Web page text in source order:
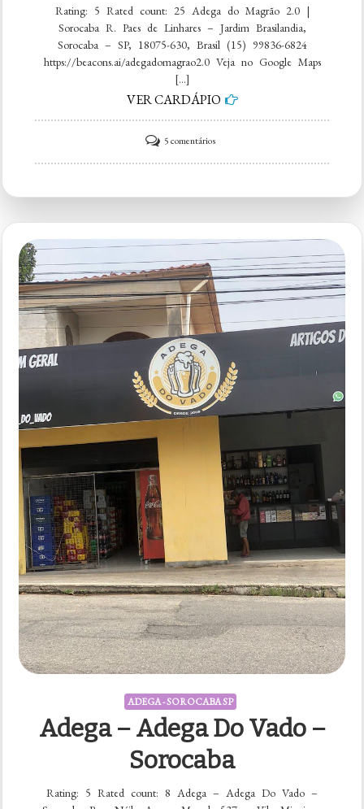
Rating: 5 Rated count: 25 Adega do Magrão 2.0 |
Sorocaba R. Paes de Linhares – Jardim Brasilandia,
Sorocaba – SP, 18075-630, Brasil (15) 99836-6824
https://beacons.ai/adegadomagrao2.0 Veja no Google Maps
[…]
VER CARDÁPIO
5 comentáriosem
Adega
Sorocaba
ADEGA - SOROCABA SP
Adega – Adega Do Vado –
Sorocaba
Rating: 5 Rated count: 8 Adega – Adega Do Vado –